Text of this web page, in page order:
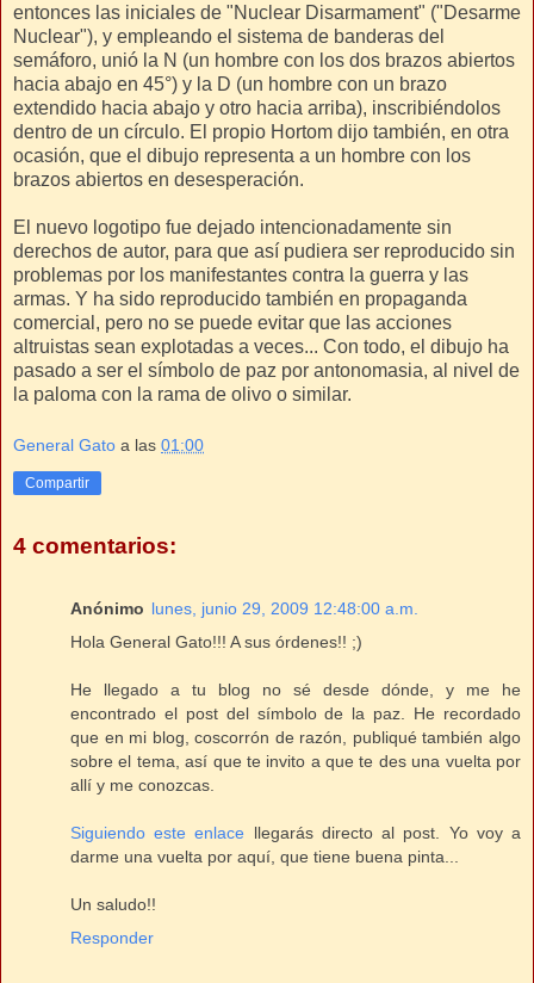
entonces las iniciales de "Nuclear Disarmament" ("Desarme
Nuclear"), y empleando el sistema de banderas del
semáforo, unió la N (un hombre con los dos brazos abiertos
hacia abajo en 45°) y la D (un hombre con un brazo
extendido hacia abajo y otro hacia arriba), inscribiéndolos
dentro de un círculo. El propio Hortom dijo también, en otra
ocasión, que el dibujo representa a un hombre con los
brazos abiertos en desesperación.
El nuevo logotipo fue dejado intencionadamente sin
derechos de autor, para que así pudiera ser reproducido sin
problemas por los manifestantes contra la guerra y las
armas. Y ha sido reproducido también en propaganda
comercial, pero no se puede evitar que las acciones
altruistas sean explotadas a veces... Con todo, el dibujo ha
pasado a ser el símbolo de paz por antonomasia, al nivel de
la paloma con la rama de olivo o similar.
General Gato a las 01:00
Compartir
4 comentarios:
Anónimo lunes, junio 29, 2009 12:48:00 a.m.
Hola General Gato!!! A sus órdenes!! ;)
He llegado a tu blog no sé desde dónde, y me he
encontrado el post del símbolo de la paz. He recordado
que en mi blog, coscorrón de razón, publiqué también algo
sobre el tema, así que te invito a que te des una vuelta por
allí y me conozcas.
Siguiendo este enlace llegarás directo al post. Yo voy a
darme una vuelta por aquí, que tiene buena pinta...
Un saludo!!
Responder